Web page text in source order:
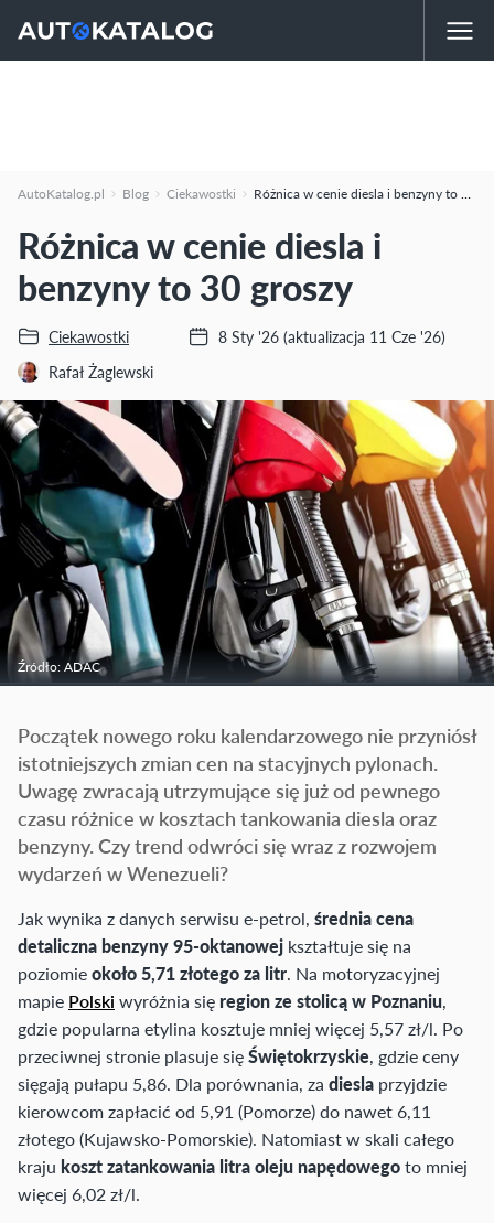
AutoKatalog.pl Blog Ciekawostki Różnica w cenie diesla i benzyny to 30 groszy
Różnica w cenie diesla i
benzyny to 30 groszy
Ciekawostki
Rafał Żaglewski
8 Sty '26 (aktualizacja 11 Cze '26)
Źródło: ADAC
Początek nowego roku kalendarzowego nie przyniósł
istotniejszych zmian cen na stacyjnych pylonach.
Uwagę zwracają utrzymujące się już od pewnego
czasu różnice w kosztach tankowania diesla oraz
benzyny. Czy trend odwróci się wraz z rozwojem
wydarzeń w Wenezueli?
Jak wynika z danych serwisu e-petrol, średnia cena
detaliczna benzyny 95-oktanowej kształtuje się na
poziomieokoło 5,71 złotego za litr. Na motoryzacyjnej
mapie Polski wyróżnia się region ze stolicą w Poznaniu,
gdzie popularna etylina kosztuje mniej więcej 5,57 zł/l. Po
przeciwnej stronie plasuje sięŚwiętokrzyskie, gdzie ceny
sięgają pułapu 5,86. Dla porównania, za diesla przyjdzie
kierowcom zapłacić od 5,91 (Pomorze) do nawet 6,11
złotego (Kujawsko-Pomorskie). Natomiast w skali całego
kraju koszt zatankowania litra oleju napędowegoto mniej
więcej 6,02 zł/l.